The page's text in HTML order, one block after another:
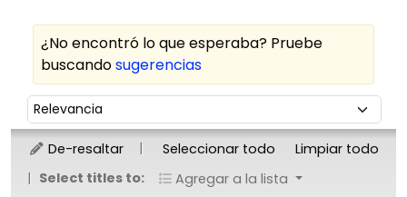
¿No encontró lo que esperaba? Pruebe
buscandosugerencias
Ordenar
Ordenar por:
De-resaltar Seleccionar todo
Limpiar todo
Select titles to:
Agregar a la lista